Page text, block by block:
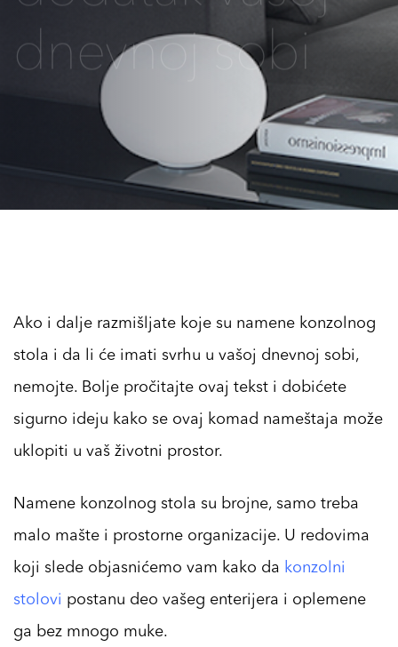
dnevnoj sobi
Ako i dalje razmišljate koje su namene konzolnog
stola i da li će imati svrhu u vašoj dnevnoj sobi,
nemojte. Bolje pročitajte ovaj tekst i dobićete
sigurno ideju kako se ovaj komad nameštaja može
uklopiti u vaš životni prostor.
Namene konzolnog stola su brojne, samo treba
malo mašte i prostorne organizacije. U redovima
koji slede objasnićemo vam kako da konzolni
stolovi postanu deo vašeg enterijera i oplemene
ga bez mnogo muke.